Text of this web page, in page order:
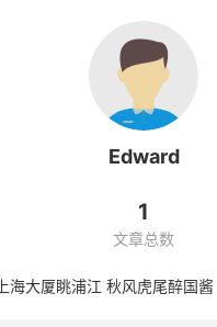
Edward
1
文章总数
上海大厦眺浦江 秋风虎尾醉国酱